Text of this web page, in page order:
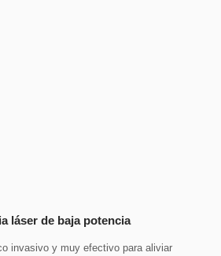
láser de baja potencia
invasivo y muy efectivo para aliviar